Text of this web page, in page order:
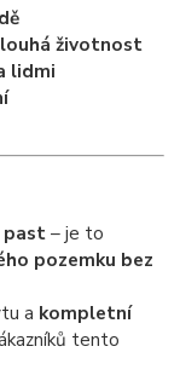
životnost
lidmi
past– je to
pozemku bez
a kompletní
tento